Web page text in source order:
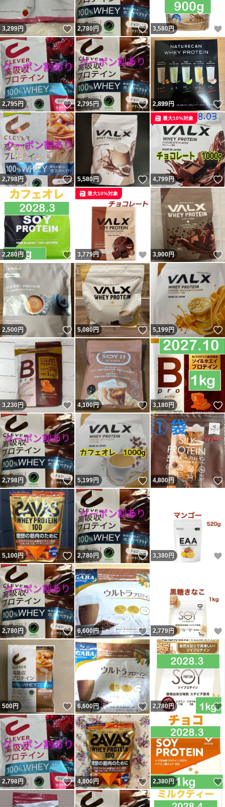
3,299円 いいね！
2,780円 いいね！
3,580円
2,795円 いいね！
2,795円 いいね！
2,899円
2,798円 いいね！
5,580円 いいね！
4,799円
最大10%対象
2,280円 いいね！
3,779円 いいね！
最大10%対象
3,900円
2,500円 いいね！
5,080円 いいね！
5,199円
3,230円 いいね！
4,100円 いいね！
3,180円
2,798円 いいね！
5,199円 いいね！
4,800円
5,100円 いいね！
2,780円 いいね！
3,380 円
2,780円 いいね！
6,600円 いいね！
2,779円
500円 いいね！
6,600円 いいね！
2,780円
2,798円 いいね！
4,800円 いいね！
2,380円